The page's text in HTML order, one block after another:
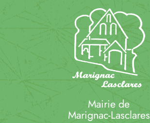
Mairie de
Marignac-Lasclares